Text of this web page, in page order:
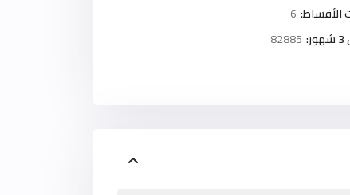
الأقساط: 6
82885